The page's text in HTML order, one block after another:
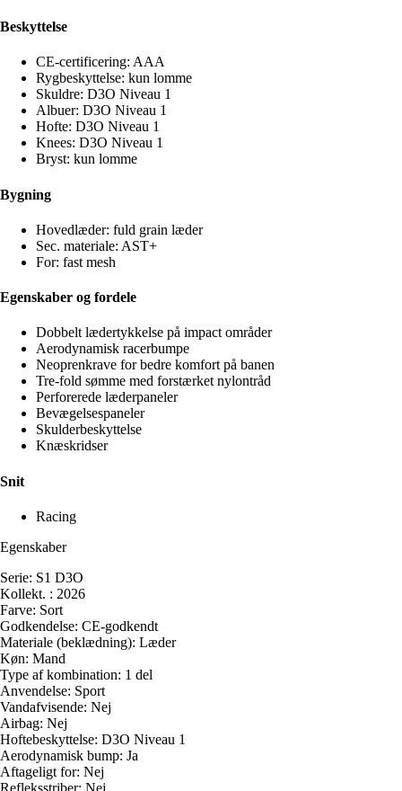
Beskyttelse
CE-certificering: AAA
Rygbeskyttelse: kun lomme
Skuldre: D3O Niveau 1
Albuer: D3O Niveau 1
Hofte: D3O Niveau 1
Knees: D3O Niveau 1
Bryst: kun lomme
Bygning
Hovedlæder: fuld grain læder
Sec. materiale: AST+
For: fast mesh
Egenskaber og fordele
Dobbelt lædertykkelse på impact områder
Aerodynamisk racerbumpe
Neoprenkrave for bedre komfort på banen
Tre-fold sømme med forstærket nylontråd
Perforerede læderpaneler
Bevægelsespaneler
Skulderbeskyttelse
Knæskridser
Snit
Racing
Egenskaber
Serie: S1 D3O
Kollekt. : 2026
Farve: Sort
Godkendelse: CE-godkendt
Materiale (beklædning): Læder
Køn: Mand
Type af kombination: 1 del
Anvendelse: Sport
Vandafvisende: Nej
Airbag: Nej
Hoftebeskyttelse: D3O Niveau 1
Aerodynamisk bump: Ja
Aftageligt for: Nej
Refleksstriber: Nej